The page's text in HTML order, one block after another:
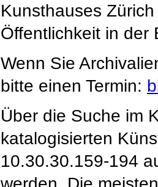
Kunsthauses
Öffentlichkeit in der
Wenn Sie
bitte einen Termin:
Über die Suche im
katalogisierten
10.30.30.159-194